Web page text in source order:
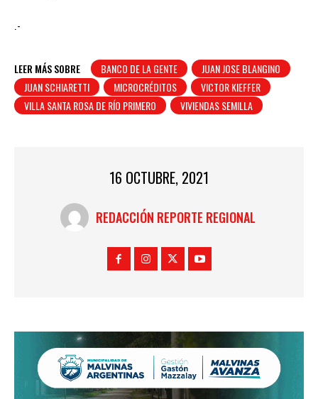
.-
LEER MÁS SOBRE BANCO DE LA GENTE
JUAN JOSE BLANGINO
JUAN SCHIARETTI
MICROCRÉDITOS
VICTOR KIEFFER
VILLA SANTA ROSA DE RÍO PRIMERO
VIVIENDAS SEMILLA
16 OCTUBRE, 2021
REDACCIÓN REPORTE REGIONAL